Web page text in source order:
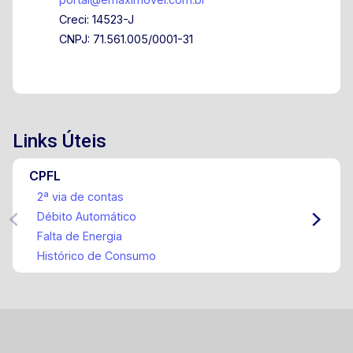
operacional. Entre em contato para mais
informações e agende uma visita!
Creci: 14523-J
CNPJ: 71.561.005/0001-31
Links Úteis
CPFL
2ª via de contas
Débito Automático
Falta de Energia
Histórico de Consumo